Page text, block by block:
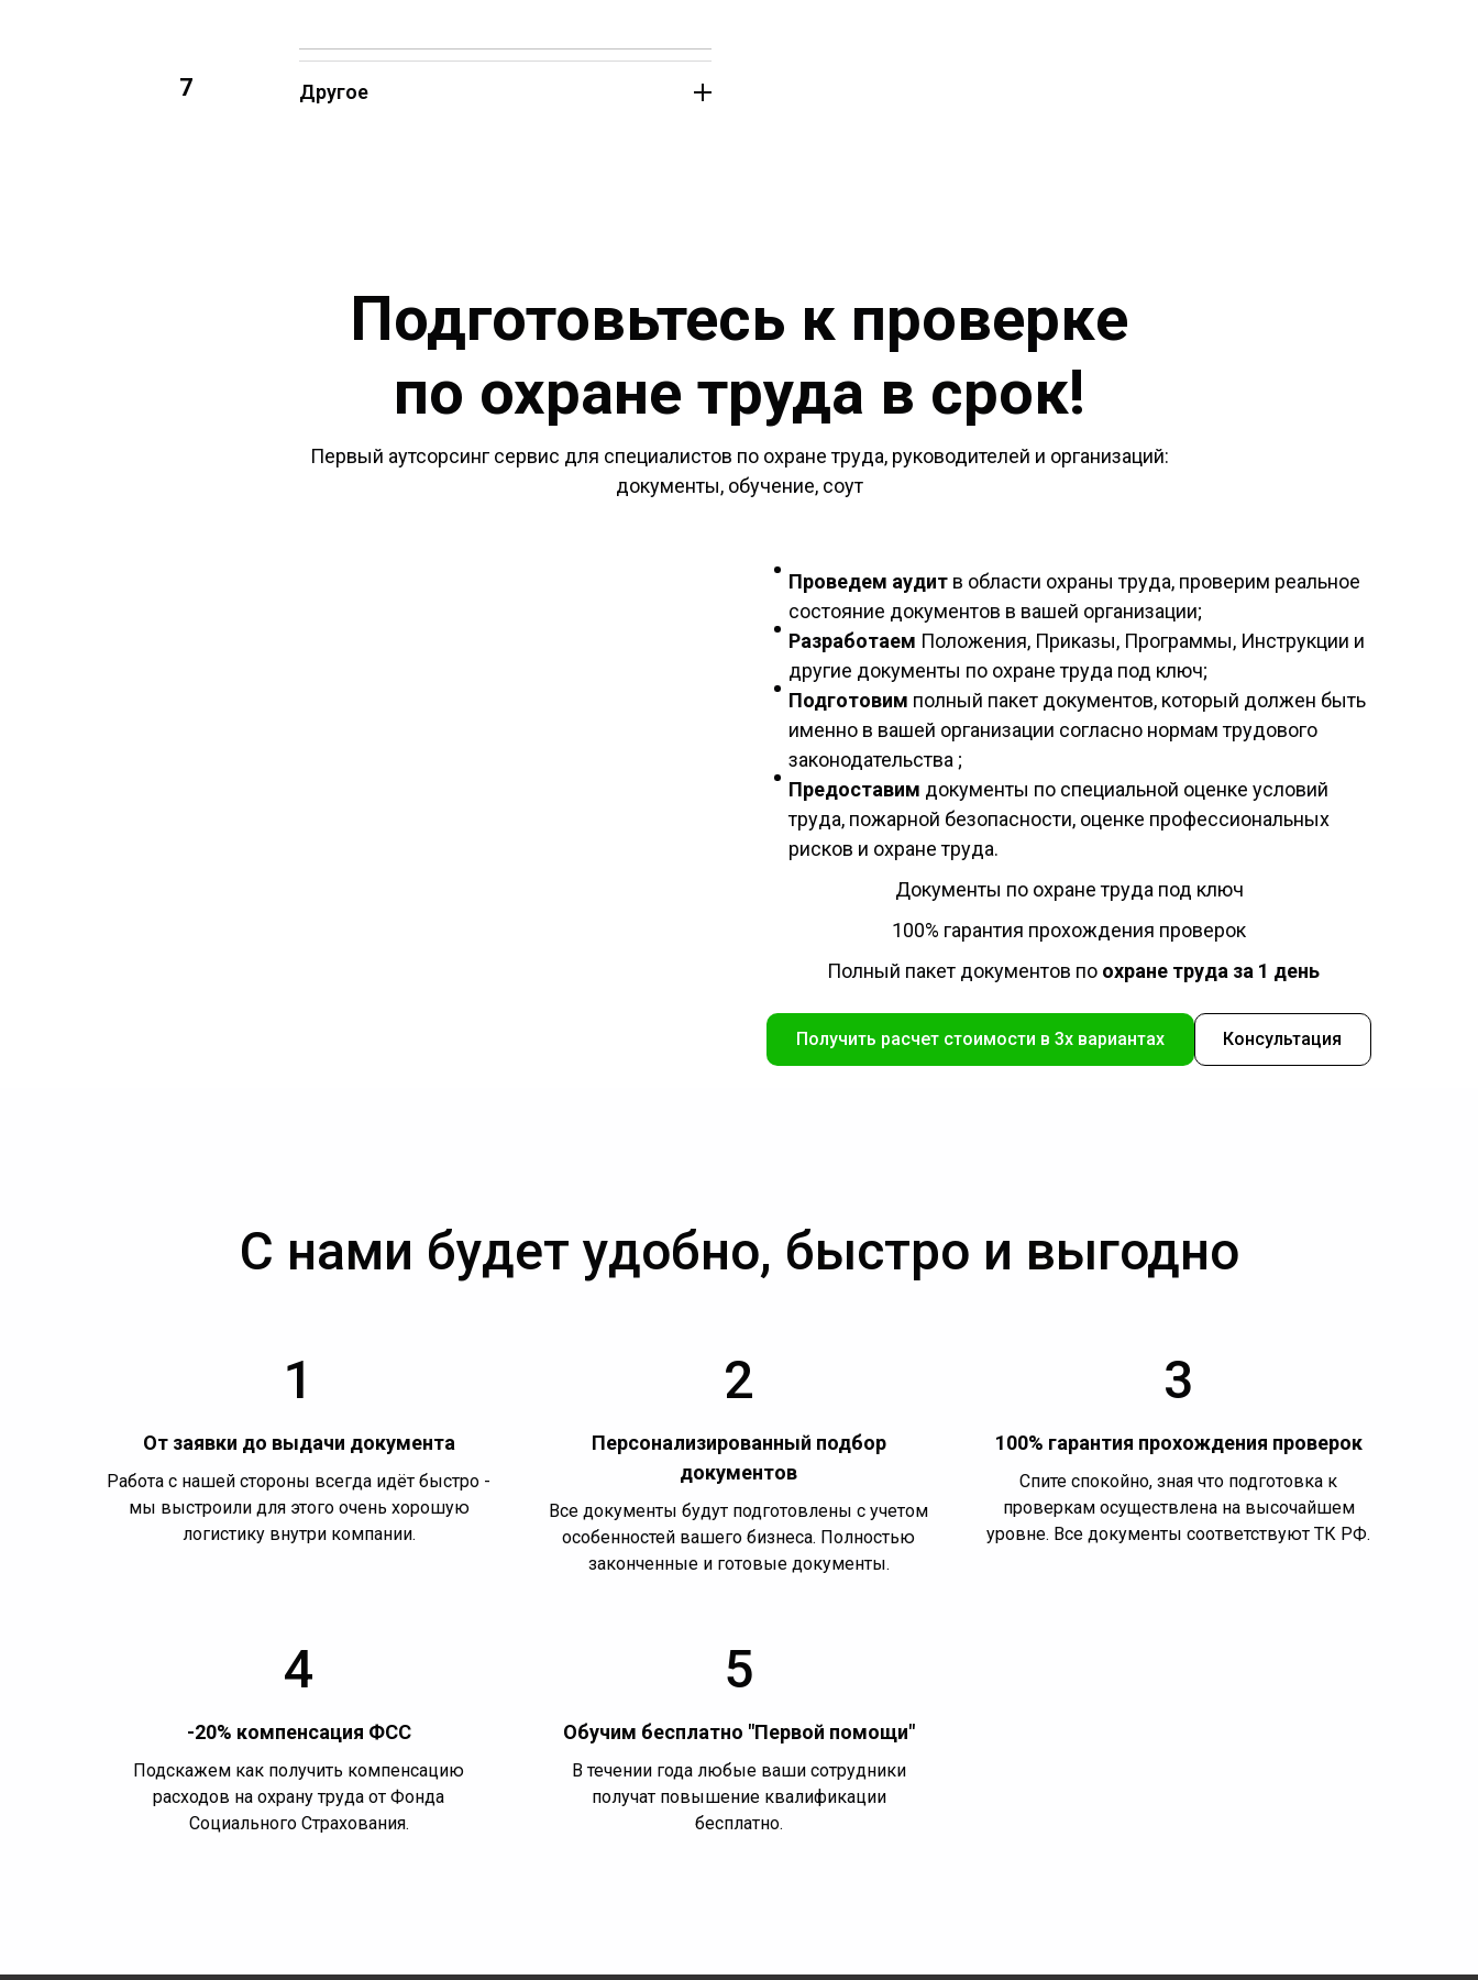
7 Другое
Подготовьтесь к проверке
по охране труда в срок!
Первый аутсорсинг сервис для специалистов по охране труда, руководителей и организаций:
документы, обучение, соут
Проведем аудит в области охраны труда, проверим реальное
состояние документов в вашей организации;
Разработаем Положения, Приказы, Программы, Инструкции и
другие документы по охране труда под ключ;
Подготовим полный пакет документов, который должен быть
именно в вашей организации согласно нормам трудового
законодательства ;
Предоставим документы по специальной оценке условий
труда, пожарной безопасности, оценке профессиональных
рисков и охране труда.
Документы по охране труда под ключ
100% гарантия прохождения проверок
Полный пакет документов по охране труда за 1 день
Получить расчет стоимости в 3х вариантах Консультация
С нами будет удобно, быстро и выгодно
1
От заявки до выдачи документа
Работа с нашей стороны всегда идёт быстро -
мы выстроили для этого очень хорошую
логистику внутри компании.
2
Персонализированный подбор
документов
Все документы будут подготовлены с учетом
особенностей вашего бизнеса. Полностью
законченные и готовые документы.
3
100% гарантия прохождения проверок
Спите спокойно, зная что подготовка к
проверкам осуществлена на высочайшем
уровне. Все документы соответствуют ТК РФ.
4
-20% компенсация ФСС
Подскажем как получить компенсацию
расходов на охрану труда от Фонда
Социального Страхования.
5
Обучим бесплатно "Первой помощи"
В течении года любые ваши сотрудники
получат повышение квалификации
бесплатно.